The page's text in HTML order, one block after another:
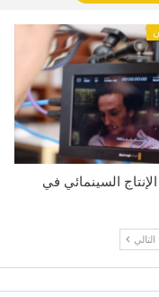
السينمائي في
التالي